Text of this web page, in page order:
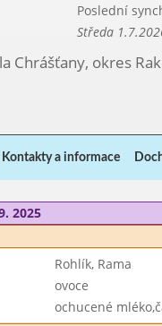
Poslední
Středa
Chrášťany, okres
Kontakty a informace
2025
Rohlík, Rama
ovoce
ochucené